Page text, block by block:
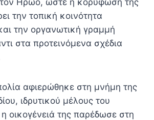
Ηρώο, ώστε η κορύφωση της
την τοπική κοινότητα
την οργανωτική γραμμή
στα προτεινόμενα σχέδια
αφιερώθηκε στη μνήμη της
ιδρυτικού μέλους του
οικογένειά της παρέδωσε στη